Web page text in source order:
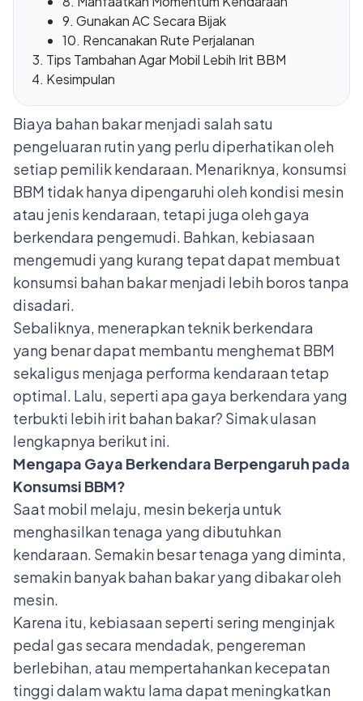
9. Gunakan AC Secara Bijak
10. Rencanakan Rute Perjalanan
Tips Tambahan Agar Mobil Lebih Irit BBM
Kesimpulan
Biaya bahan bakar menjadi salah satu
pengeluaran rutin yang perlu diperhatikan oleh
setiap pemilik kendaraan. Menariknya, konsumsi
BBM tidak hanya dipengaruhi oleh kondisi mesin
atau jenis kendaraan, tetapi juga oleh gaya
berkendara pengemudi. Bahkan, kebiasaan
mengemudi yang kurang tepat dapat membuat
konsumsi bahan bakar menjadi lebih boros tanpa
disadari.
Sebaliknya, menerapkan teknik berkendara
yang benar dapat membantu menghemat BBM
sekaligus menjaga performa kendaraan tetap
optimal. Lalu, seperti apa gaya berkendara yang
terbukti lebih irit bahan bakar? Simak ulasan
lengkapnya berikut ini.
Mengapa Gaya Berkendara Berpengaruh pada
Konsumsi BBM?
Saat mobil melaju, mesin bekerja untuk
menghasilkan tenaga yang dibutuhkan
kendaraan. Semakin besar tenaga yang diminta,
semakin banyak bahan bakar yang dibakar oleh
mesin.
Karena itu, kebiasaan seperti sering menginjak
pedal gas secara mendadak, pengereman
berlebihan, atau mempertahankan kecepatan
tinggi dalam waktu lama dapat meningkatkan